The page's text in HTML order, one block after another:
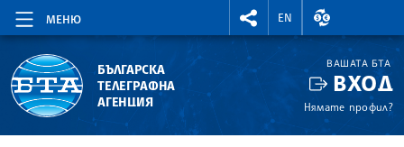
МЕНЮ
RIGHTMENU.SOCIAL
EN
ВАЛУТНИ
БЪЛГАРСКА
ТЕЛЕГРАФНА
АГЕНЦИЯ
ВАШАТА БТА
ВХОД
Нямате профил?